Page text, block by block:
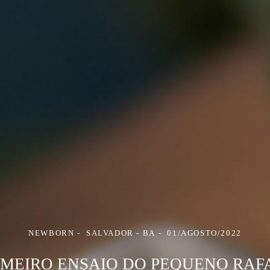
NEWBORN SALVADOR - BA 01/AGOSTO/2022
ENSAIO DO PEQUENO